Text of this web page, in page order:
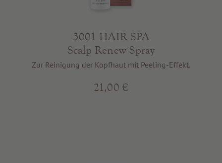
3001 HAIR SPA
Scalp Renew Spray
Zur Reinigung der Kopfhaut mit Peeling-Effekt.
21,00 €